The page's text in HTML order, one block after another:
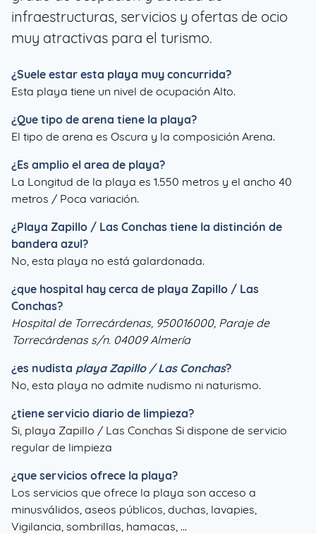
infraestructuras, servicios y ofertas de ocio
muy atractivas para el turismo.
¿Suele estar esta playa muy concurrida?
Esta playa tiene un nivel de ocupación Alto.
¿Que tipo de arena tiene la playa?
El tipo de arena es Oscura y la composición Arena.
¿Es amplio el area de playa?
La Longitud de la playa es 1.550 metros y el ancho 40
metros / Poca variación.
¿Playa Zapillo / Las Conchas tiene la distinción de
bandera azul?
No, esta playa no está galardonada.
¿que hospital hay cerca de playa Zapillo / Las
Conchas?
Hospital de Torrecárdenas, 950016000, Paraje de
Torrecárdenas s/n. 04009 Almería
¿es nudista playa Zapillo / Las Conchas?
No, esta playa no admite nudismo ni naturismo.
¿tiene servicio diario de limpieza?
Si, playa Zapillo / Las Conchas Si dispone de servicio
regular de limpieza
¿que servicios ofrece la playa?
Los servicios que ofrece la playa son acceso a
minusválidos, aseos públicos, duchas, lavapies,
Vigilancia, sombrillas, hamacas, ...